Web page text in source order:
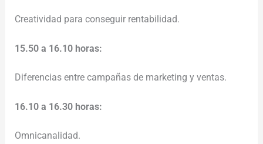
Creatividad para conseguir rentabilidad.
15.50 a 16.10 horas:
Diferencias entre campañas de marketing y ventas.
16.10 a 16.30 horas:
Omnicanalidad.